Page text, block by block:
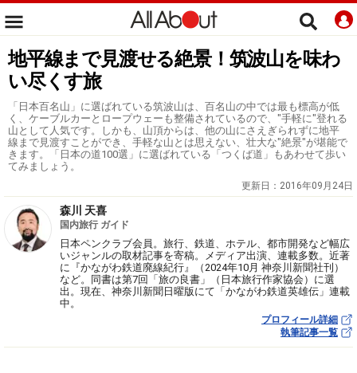
地平線まで見渡せる絶景！筑波山を味わ
い尽くす旅
「日本百名山」に選ばれている筑波山は、百名山の中では最も標高が低
く、ケーブルカーとロープウェーも整備されているので、"手軽に"登れる
山として人気です。しかも、山頂からは、他の山にさえぎられずに地平
線まで見渡すことができ、手軽な山とは思えない、壮大な"絶景"が堪能で
きます。「日本の道100選」に選ばれている「つくば道」もあわせて歩い
てみましょう。
更新日： 2016年09月24日
森川 天喜
国内旅行 ガイド
日本ペンクラブ会員。旅行、鉄道、ホテル、都市開発など幅広
いジャンルの取材記事を寄稿。メディア出演、連載多数。近著
に『かながわ鉄道廃線紀行』（2024年10月 神奈川新聞社刊）
など。同書は第7回「旅の良書」（日本旅行作家協会）に選
出。現在、神奈川新聞日曜版にて「かながわ鉄道英雄伝」連載
中。
プロフィール詳細
執筆記事一覧